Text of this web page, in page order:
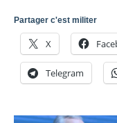
Partager c'est militer
X
Telegram